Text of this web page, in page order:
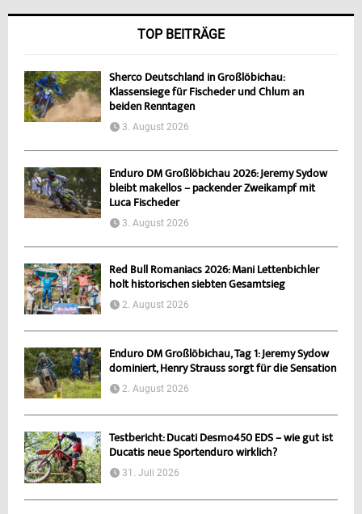
TOP BEITRÄGE
Sherco Deutschland in Großlöbichau:
Klassensiege für Fischeder und Chlum an
beiden Renntagen
3. August 2026
Enduro DM Großlöbichau 2026: Jeremy Sydow
bleibt makellos – packender Zweikampf mit
Luca Fischeder
3. August 2026
Red Bull Romaniacs 2026: Mani Lettenbichler
holt historischen siebten Gesamtsieg
2. August 2026
Enduro DM Großlöbichau, Tag 1: Jeremy Sydow
dominiert, Henry Strauss sorgt für die Sensation
2. August 2026
Testbericht: Ducati Desmo450 EDS – wie gut ist
Ducatis neue Sportenduro wirklich?
31. Juli 2026